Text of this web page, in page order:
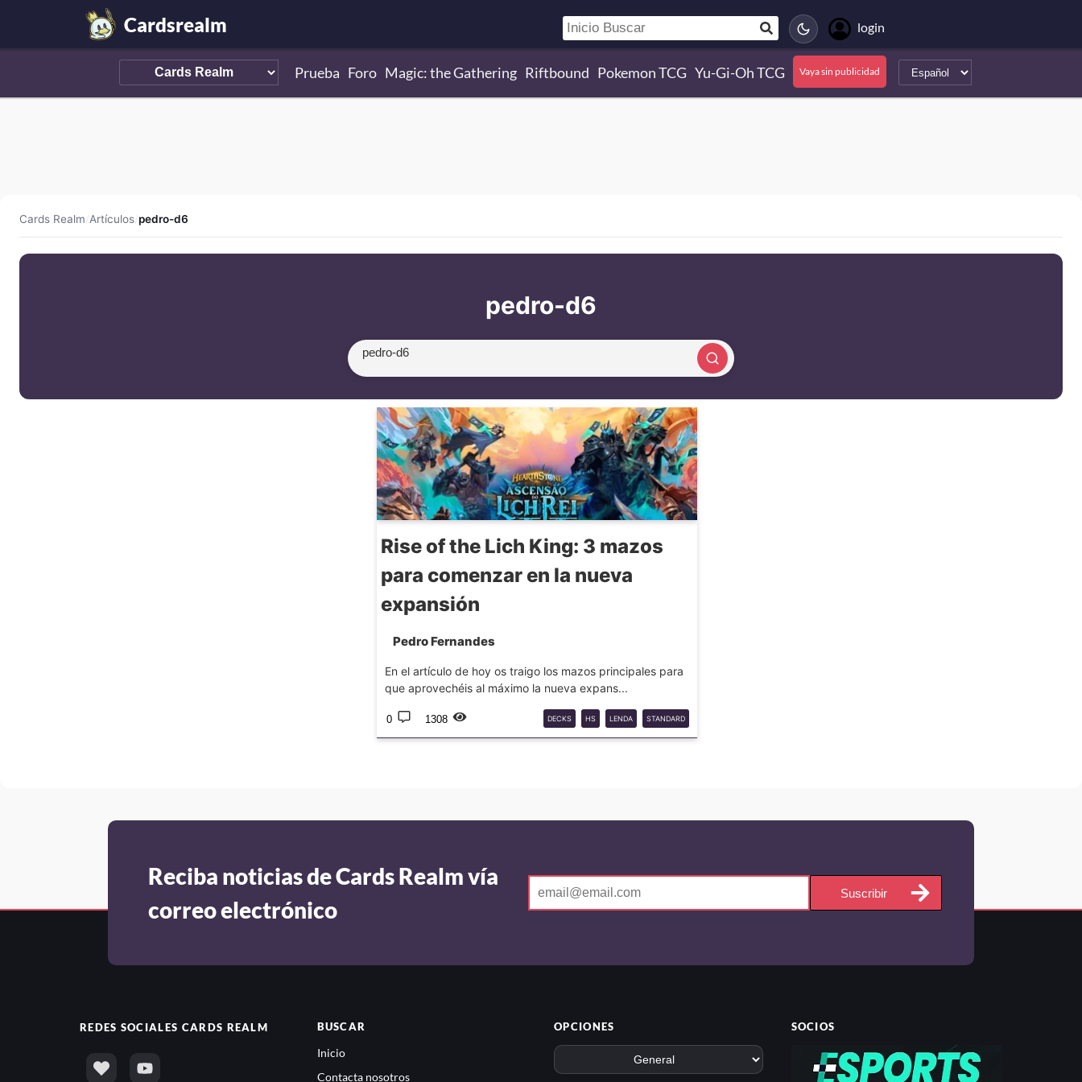
Cardsrealm login
Prueba Foro Magic: the Gathering Riftbound Pokemon TCG Yu-Gi-Oh TCG Vaya sin publicidad
Cards Realm/Artículos/pedro-d6
pedro-d6
Rise of the Lich King: 3 mazos
para comenzar en la nueva
expansión
Pedro Fernandes
En el artículo de hoy os traigo los mazos principales para
que aprovechéis al máximo la nueva expans...
0 1308 DECKS HS LENDA STANDARD
Reciba noticias de Cards Realm vía
correo electrónico
Suscribir
REDES SOCIALES CARDS REALM BUSCAR
Inicio
Contacta nosotros
OPCIONES SOCIOS